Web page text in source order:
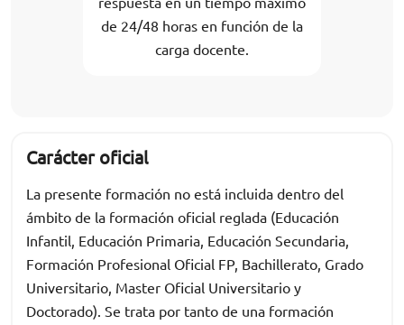
de 24/48 horas en función de la
carga docente.
Carácter oficial
La presente formación no está incluida dentro del
ámbito de la formación oficial reglada (Educación
Infantil, Educación Primaria, Educación Secundaria,
Formación Profesional Oficial FP, Bachillerato, Grado
Universitario, Master Oficial Universitario y
Doctorado). Se trata por tanto de una formación